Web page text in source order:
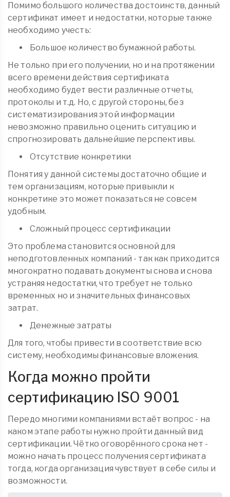
Помимо большого количества достоинств, данный
сертификат имеет и недостатки, которые также
необходимо учесть:
Большое количество бумажной работы.
Не только при его получении, но и на протяжении
всего времени действия сертификата
необходимо будет вести различные отчеты,
протоколы и т.д. Но, с другой стороны, без
систематизирования этой информации
невозможно правильно оценить ситуацию и
спрогнозировать дальнейшие перспективы.
Отсутствие конкретики
Понятия у данной системы достаточно общие и
тем организациям, которые привыкли к
конкретике это может показаться не совсем
удобным.
Сложный процесс сертификации
Это проблема становится основной для
неподготовленных компаний - так как приходится
многократно подавать документы снова и снова
устраняя недостатки, что требует не только
временных но и значительных финансовых
затрат.
Денежные затраты
Для того, чтобы привести в соответствие всю
систему, необходимы финансовые вложения.
Когда можно пройти
сертификацию ISO 9001
Передо многими компаниями встаёт вопрос - на
каком этапе работы нужно пройти данный вид
сертификации. Чётко оговорённого срока нет -
можно начать процесс получения сертификата
тогда, когда организация чувствует в себе силы и
возможности.